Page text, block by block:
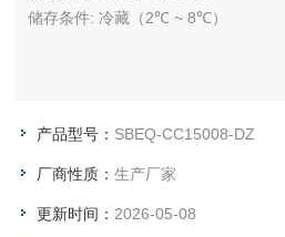
储存条件: 冷藏（2℃ ~ 8℃）
产品型号： SBEQ-CC15008-DZ
厂商性质：生产厂家
更新时间： 2026-05-08